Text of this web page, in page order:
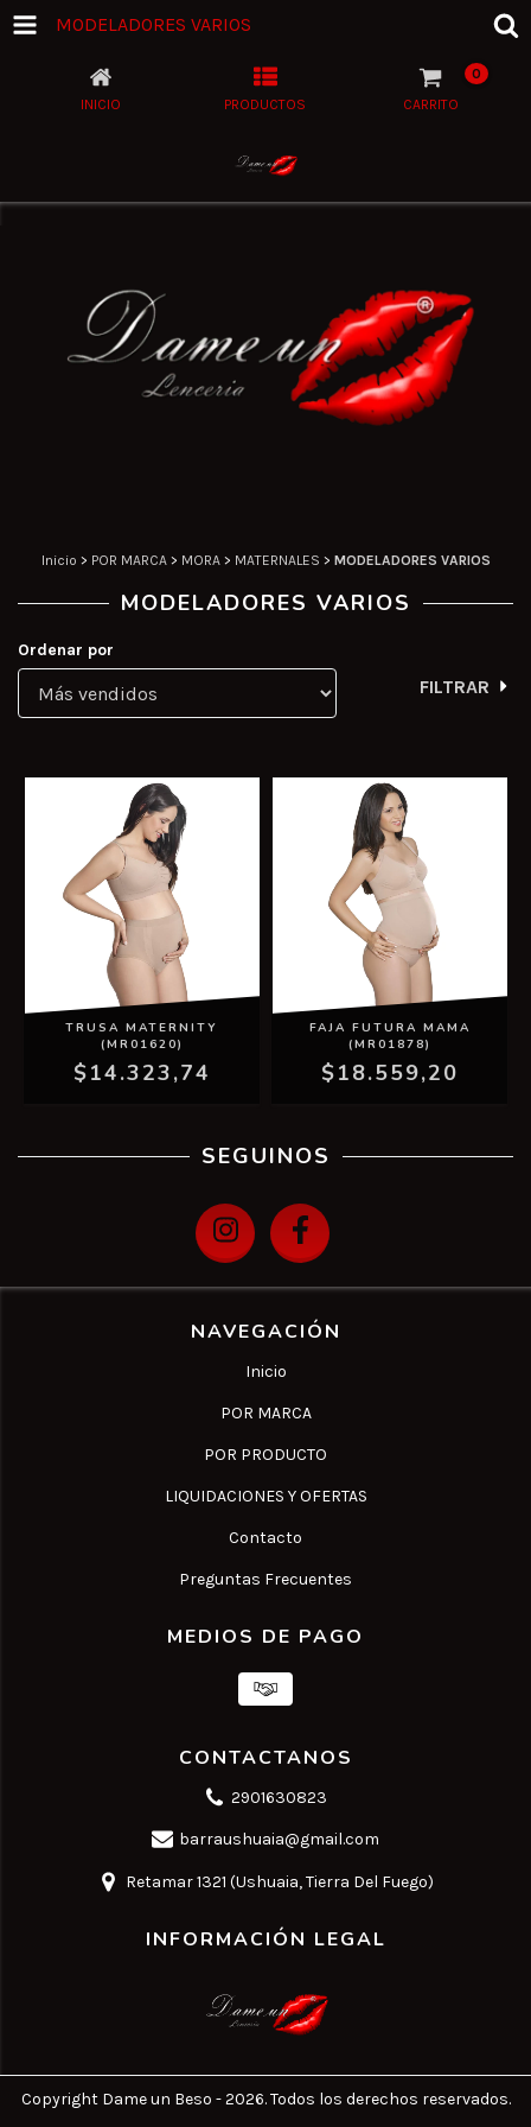
MODELADORES VARIOS
INICIO PRODUCTOS CARRITO
0
Inicio > POR MARCA > MORA > MATERNALES > MODELADORES VARIOS
MODELADORES VARIOS
Ordenar por
FILTRAR
TRUSA MATERNITY
(MR01620)
$14.323,74
FAJA FUTURA MAMA
(MR01878)
$18.559,20
SEGUINOS
NAVEGACIÓN
Inicio
POR MARCA
POR PRODUCTO
LIQUIDACIONES Y OFERTAS
Contacto
Preguntas Frecuentes
MEDIOS DE PAGO
CONTACTANOS
2901630823
barraushuaia@gmail.com
Retamar 1321 (Ushuaia, Tierra Del Fuego)
INFORMACIÓN LEGAL
Copyright Dame un Beso - 2026. Todos los derechos reservados.